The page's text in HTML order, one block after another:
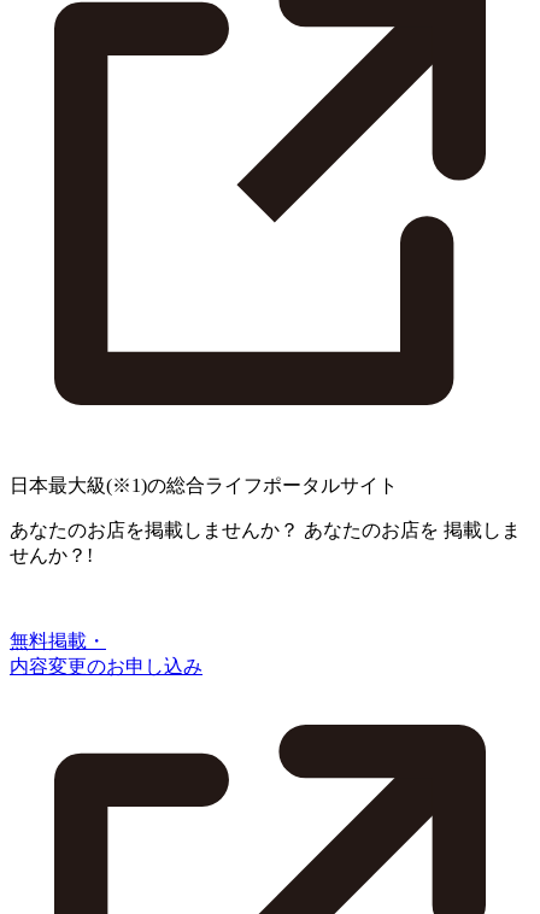
日本最大級(※1)の総合ライフポータルサイト
あなたのお店を掲載しませんか？ あなたのお店を 掲載しま
せんか？!
無料掲載・
内容変更のお申し込み